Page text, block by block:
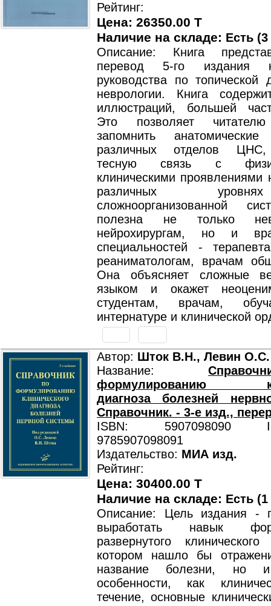
Рейтинг:
Цена: 26350.00 T
Наличие на складе: Есть
Описание: Книга
перевод 5-го издания
руководства по топической
неврологии. Книга
иллюстраций, большей
Это позволяет
запомнить анатомические
различных отделов ЦНС,
тесную связь с
клиническими проявлениями
различных
сложноорганизованной
полезна не только
нейрохирургам, но и
специальностей -
реаниматологам, врачам
Она объясняет сложные
языком и окажет
студентам, врачам,
интернатуре и клинической
Автор: Шток В.Н., Левин О.С.
Название:
формулированию
диагноза болезней
Справочник. - 3-е изд.,
ISBN: 5907098090
9785907098091
Издательство: МИА изд.
Рейтинг:
Цена: 30400.00 T
Наличие на складе: Есть
Описание: Цель издания -
выработать навык
развернутого
котором нашло бы
название болезни, но
особенности, как
течение, основные